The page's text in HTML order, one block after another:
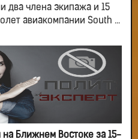
два члена экипажа и 15
авиакомпании South ...
Ближнем Востоке за 15-